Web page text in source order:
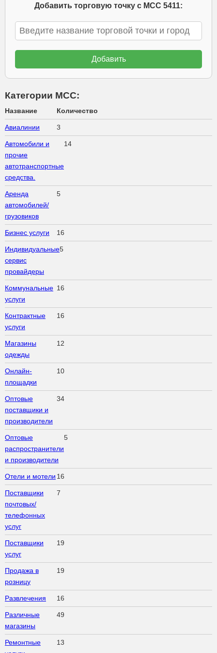
Добавить торговую точку с МСС 5411:
Категории МСС:
Название Количество
Авиалинии 3
Автомобили и
прочие
автотранспортные
средства.
14
Аренда
автомобилей/
грузовиков
5
Бизнес услуги 16
Индивидуальные
сервис
провайдеры
5
Коммунальные
услуги
16
Контрактные
услуги
16
Магазины
одежды
12
Онлайн-
площадки
10
Оптовые
поставщики и
производители
34
Оптовые
распространители
и производители
5
Отели и мотели 16
Поставщики
почтовых/
телефонных
услуг
7
Поставщики
услуг
19
Продажа в
розницу
19
Развлечения 16
Различные
магазины
49
Ремонтные
13